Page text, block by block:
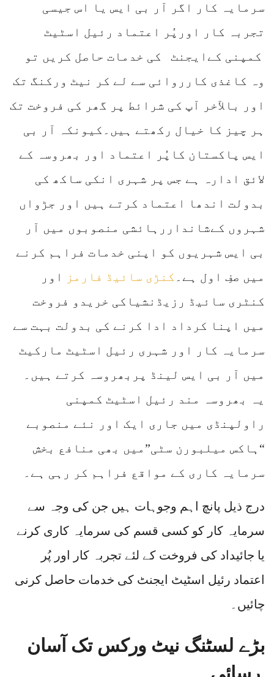
سرمایہ کار اگر آر بی ایس یا اس جیسی
تجربہ کار اورپُر اعتماد رئیل اسٹیٹ
کمپنی کےایجنٹ کی خدمات حاصل کریں تو
وہ کاغذی کارروائی سے لے کر نیٹ ورکنگ تک
اور بالآخر آپ کی شرائط پر گھر کی فروخت تک
ہر چیز کا خیال رکھتے ہیں۔کیونکہ آر بی
ایس پاکستان کاپُر اعتماد اور بھروسہ کے
لائق ادارہ ہے جس پر شہری انکی ساکھ کی
بدولت اندھا اعتماد کرتے ہیں اور جڑواں
شہروں کےشانداررہائشی منصوبوں میں آر
بی ایس شہریوں کو اپنی خدمات فراہم کرنے
میں صفِ اول ہے۔ کنڑی سائیڈ فارمز
اور
کنٹری سائیڈ رزیڈنشیاکی خریدو فروخت
میں اپنا کرداد ادا کرنے کی بدولت بہت سے
سرمایہ کار اور شہری رئیل اسٹیٹ مارکیٹ
میں آر بی ایس لینڈ پربھروسہ کرتے ہیں۔
یہ بھروسہ مند رئیل اسٹیٹ کمپنی
راولپنڈی میں جاری ایک اور نئے منصوبے
“ہاکس میلبورن سٹی”میں بھی منافع بخش
سرمایہ کاری کے مواقع فراہم کر رہی ہے۔
سرمایہ کار کو کسی قسم کی سرمایہ کاری کرنے
یا جائیداد کی فروخت کے لئے تجربہ کار اور پُر
اعتماد رئیل اسٹیٹ ایجنٹ کی خدمات حاصل کرنی
چائیں۔